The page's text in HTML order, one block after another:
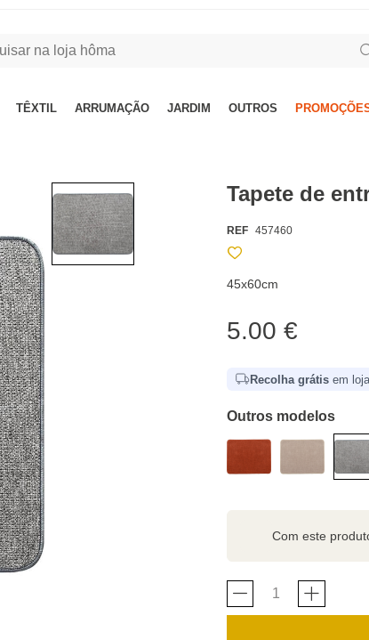
TÊXTIL ARRUMAÇÃO JARDIM OUTROS
Tapete de
REF 457460
45x60cm
5.00 €
Recolha grátis em
Outros modelos
Com este